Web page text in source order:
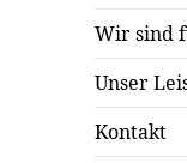
Wir sind
Unser
Kontakt